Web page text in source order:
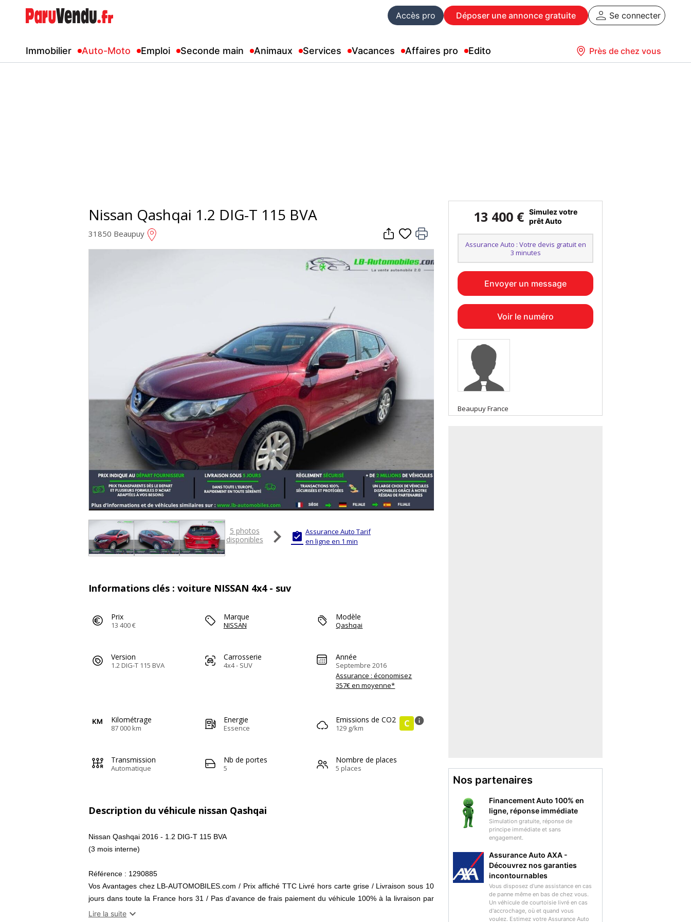
Accès pro Déposer une annonce gratuite Se connecter
Immobilier Auto-Moto Emploi Seconde main Animaux Services Vacances Affaires pro Edito Près de chez vous
Nissan Qashqai 1.2 DIG-T 115 BVA
31850 Beaupuy
5 photos
disponibles
  Assurance Auto Tarif
en ligne en 1 min
Informations clés : voiture NISSAN 4x4 - suv
Prix
13 400 €
Marque
NISSAN
Modèle
Qashqai
Version
1.2 DIG-T 115 BVA
Carrosserie
4x4 - SUV
Année
Septembre 2016
Assurance : économisez
357€ en moyenne*
Kilométrage
87 000 km
Energie
Essence
Emissions de CO2
129 g/km C info
Transmission
Automatique
Nb de portes
5
Nombre de places
5 places
Description du véhicule nissan Qashqai
Nissan Qashqai 2016 - 1.2 DIG-T 115 BVA
(3 mois interne)
Référence : 1290885
Vos Avantages chez LB-AUTOMOBILES.com / Prix affiché TTC Livré hors carte grise / Livraison sous 10
jours dans toute la France hors 31 / Pas d'avance de frais paiement du véhicule 100% à la livraison par
virement.
Lire la suite 
13 400 € Simulez votre
prêt Auto
Assurance Auto : Votre devis gratuit en
3 minutes
Envoyer un message
Voir le numéro
Beaupuy France
Nos partenaires
Financement Auto 100% en
ligne, réponse immédiate
Simulation gratuite, réponse de
principe immédiate et sans
engagement.
Assurance Auto AXA -
Découvrez nos garanties
incontournables
Vous disposez d'une assistance en cas
de panne même en bas de chez vous.
Un véhicule de courtoisie livré en cas
d'accrochage, où et quand vous
voulez. Estimez votre Assurance Auto